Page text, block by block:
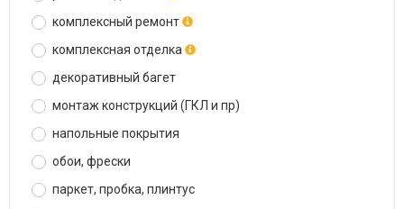
комплексный ремонт
комплексная отделка
декоративный багет
монтаж конструкций (ГКЛ и пр)
напольные покрытия
обои, фрески
паркет, пробка, плинтус